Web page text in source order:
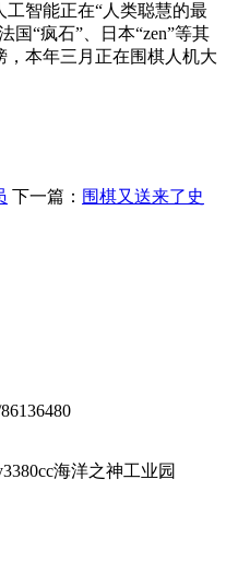
智能正在“人类聪慧的最
国“疯石”、日本“zen”等其
本年三月正在围棋人机大
下一篇： 围棋又送来了史
海洋之神工业园